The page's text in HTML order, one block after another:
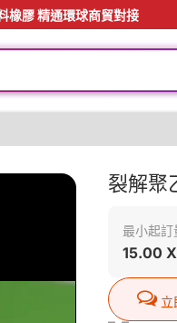
橡膠 精通環球商貿對接
裂解聚
最小起訂
15.00
立